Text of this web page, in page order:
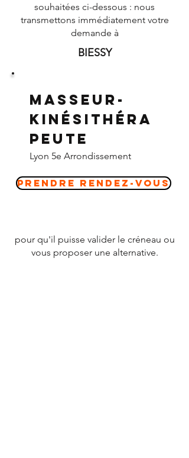
souhaitées ci-dessous : nous
transmettons immédiatement votre
demande à
BIESSY
Masseur-
Kinésithéra
peute
Lyon 5e Arrondissement
Prendre Rendez-vous
pour qu'il puisse valider le créneau ou
vous proposer une alternative.